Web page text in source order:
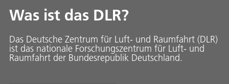
Was ist das DLR?
Das Deutsche Zentrum für Luft- und Raumfahrt (DLR)
ist das nationale Forschungszentrum für Luft- und
Raumfahrt der Bundesrepublik Deutschland.